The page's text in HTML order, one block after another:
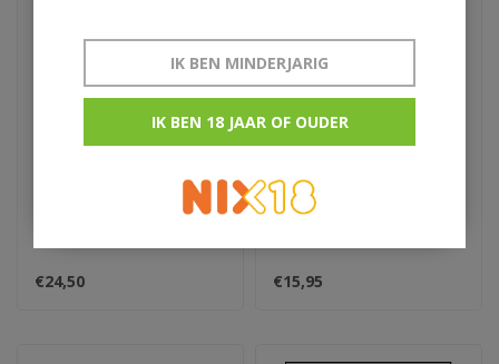
€24,50
Esbjaerg Copper Edition
€15,95
IK BEN MINDERJARIG
IK BEN 18 JAAR OF OUDER